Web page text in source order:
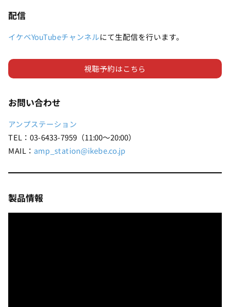
配信
イケベYouTubeチャンネルにて生配信を行います。
視聴予約はこちら
お問い合わせ
アンプステーション
TEL：03-6433-7959（11:00～20:00）
MAIL： amp_station@ikebe.co.jp
製品情報